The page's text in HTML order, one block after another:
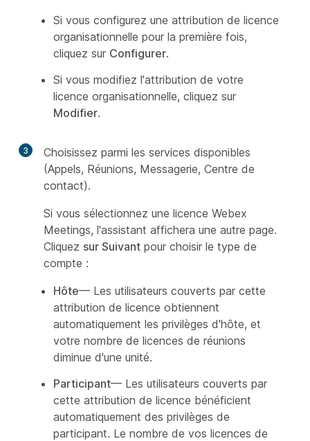
Si vous configurez une attribution de licence
organisationnelle pour la première fois,
cliquez sur Configurer.
Si vous modifiez l'attribution de votre
licence organisationnelle, cliquez sur
Modifier.
3
Choisissez parmi les services disponibles
(Appels, Réunions, Messagerie, Centre de
contact).
Si vous sélectionnez une licence Webex
Meetings, l'assistant affichera une autre page.
Cliquez sur Suivant pour choisir le type de
compte :
Hôte— Les utilisateurs couverts par cette
attribution de licence obtiennent
automatiquement les privilèges d'hôte, et
votre nombre de licences de réunions
diminue d'une unité.
Participant— Les utilisateurs couverts par
cette attribution de licence bénéficient
automatiquement des privilèges de
participant. Le nombre de vos licences de